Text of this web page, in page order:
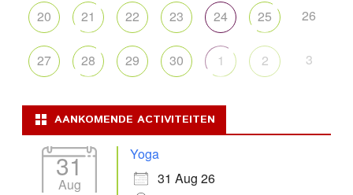
20 21 22 23 24 25 26
27 28 29 30 1 2 3
AANKOMENDE ACTIVITEITEN
31
Aug
Yoga
31 Aug 26